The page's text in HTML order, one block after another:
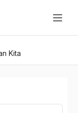
Kita